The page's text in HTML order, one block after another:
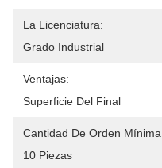
La Licenciatura:
Grado Industrial
Ventajas:
Superficie Del Final
Cantidad De Orden
10 Piezas